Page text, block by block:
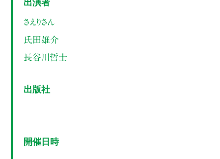
さえりさん
氏田雄介
長谷川哲士
出版社
開催日時